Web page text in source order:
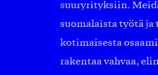
suuryrityksiin.
suomalaista työtä ja
kotimaisesta
rakentaa vahvaa,